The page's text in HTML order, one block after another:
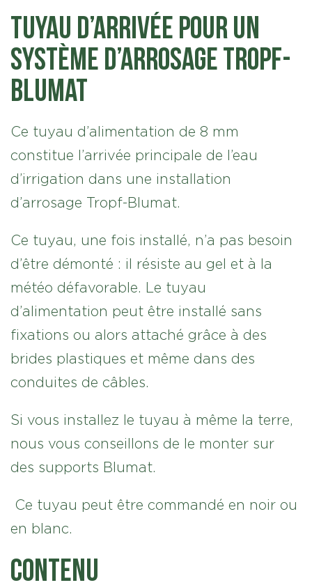
Tuyau d’arrivée pour un
système d’arrosage Tropf-
Blumat
Ce tuyau d’alimentation de 8 mm
constitue l’arrivée principale de l’eau
d’irrigation dans une installation
d’arrosage Tropf-Blumat.
Ce tuyau, une fois installé, n’a pas besoin
d’être démonté : il résiste au gel et à la
météo défavorable. Le tuyau
d’alimentation peut être installé sans
fixations ou alors attaché grâce à des
brides plastiques et même dans des
conduites de câbles.
Si vous installez le tuyau à même la terre,
nous vous conseillons de le monter sur
des supports Blumat.
Ce tuyau peut être commandé en noir ou
en blanc.
Contenu